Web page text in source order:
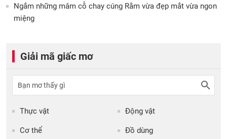
Ngắm những mâm cỗ chay cúng Rằm vừa đẹp mắt vừa ngon
miệng
Giải mã giấc mơ
Thực vật Động vật
Cơ thể Đồ dùng